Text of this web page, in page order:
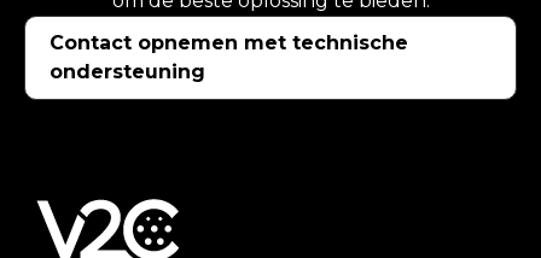
Contact opnemen met technische
ondersteuning